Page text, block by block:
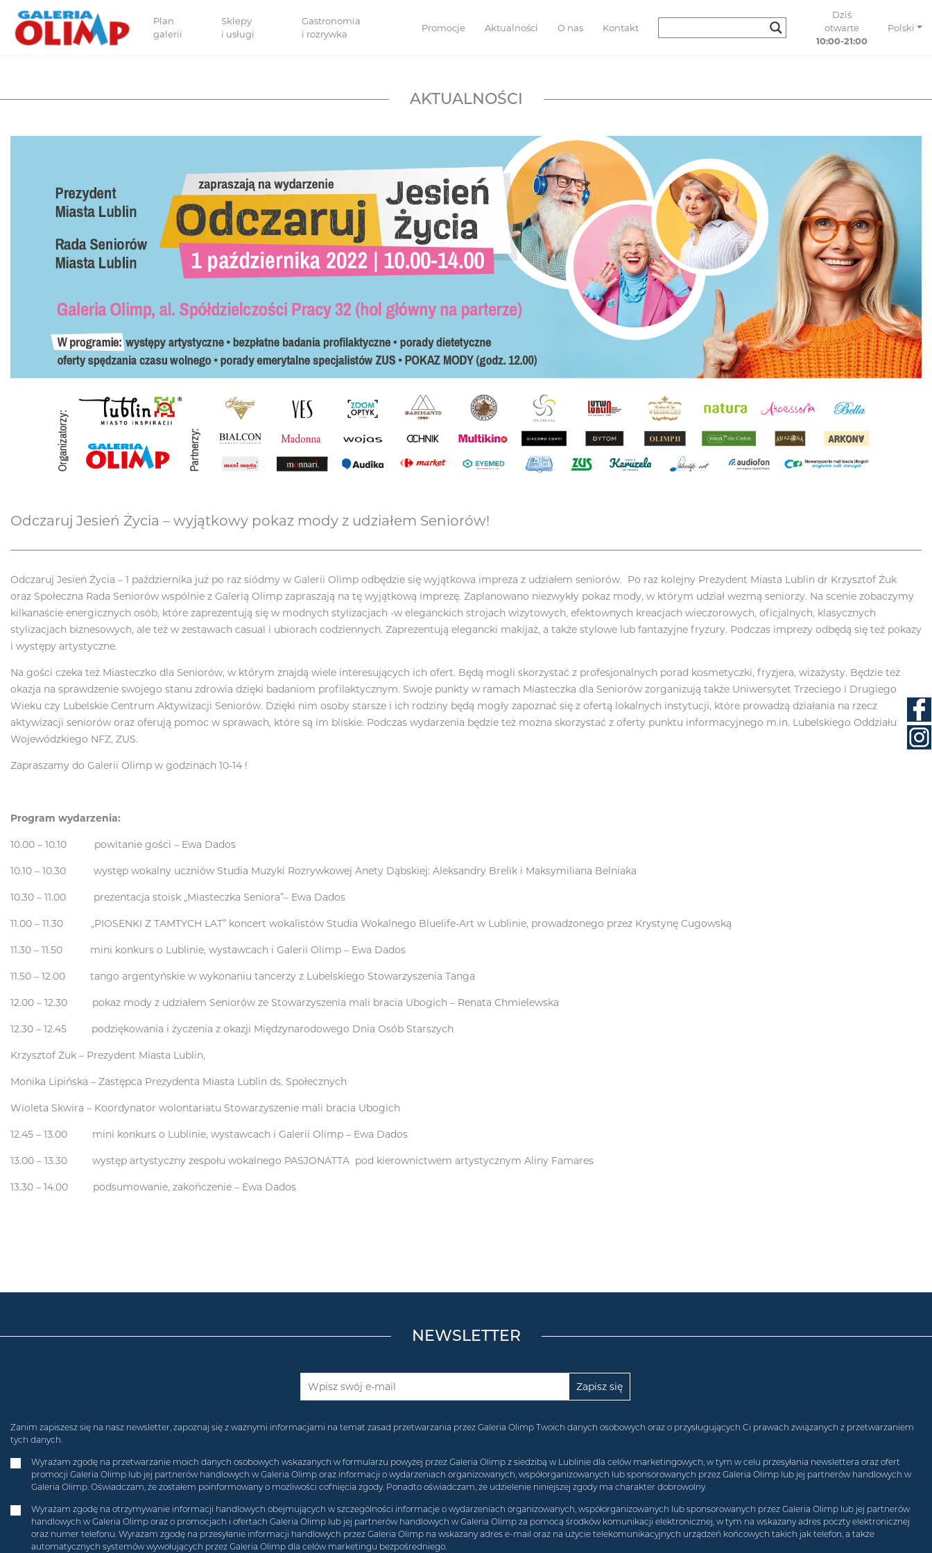
Plan
galerii
Sklepy
i usługi
Gastronomia
i rozrywka
Promocje Aktualności O nas Kontakt
Dziś
otwarte
10:00-21:00
Polski
AKTUALNOŚCI
Odczaruj Jesień Życia – wyjątkowy pokaz mody z udziałem Seniorów!
Odczaruj Jesień Życia – 1 października już po raz siódmy w Galerii Olimp odbędzie się wyjątkowa impreza z udziałem seniorów. Po raz kolejny Prezydent Miasta Lublin dr Krzysztof Żuk
oraz Społeczna Rada Seniorów wspólnie z Galerią Olimp zapraszają na tę wyjątkową imprezę. Zaplanowano niezwykły pokaz mody, w którym udział wezmą seniorzy. Na scenie zobaczymy
kilkanaście energicznych osób, które zaprezentują się w modnych stylizacjach -w eleganckich strojach wizytowych, efektownych kreacjach wieczorowych, oficjalnych, klasycznych
stylizacjach biznesowych, ale też w zestawach casual i ubiorach codziennych. Zaprezentują elegancki makijaż, a także stylowe lub fantazyjne fryzury. Podczas imprezy odbędą się też pokazy
i występy artystyczne.
Na gości czeka też Miasteczko dla Seniorów, w którym znajdą wiele interesujących ich ofert. Będą mogli skorzystać z profesjonalnych porad kosmetyczki, fryzjera, wizażysty. Będzie też
okazja na sprawdzenie swojego stanu zdrowia dzięki badaniom profilaktycznym. Swoje punkty w ramach Miasteczka dla Seniorów zorganizują także Uniwersytet Trzeciego i Drugiego
Wieku czy Lubelskie Centrum Aktywizacji Seniorów. Dzięki nim osoby starsze i ich rodziny będą mogły zapoznać się z ofertą lokalnych instytucji, które prowadzą działania na rzecz
aktywizacji seniorów oraz oferują pomoc w sprawach, które są im bliskie. Podczas wydarzenia będzie też można skorzystać z oferty punktu informacyjnego m.in. Lubelskiego Oddziału
Wojewódzkiego NFZ, ZUS.
Zapraszamy do Galerii Olimp w godzinach 10-14 !
Program wydarzenia:
10.00 – 10.10 powitanie gości – Ewa Dados
10.10 – 10.30 występ wokalny uczniów Studia Muzyki Rozrywkowej Anety Dąbskiej: Aleksandry Brelik i Maksymiliana Belniaka
10.30 – 11.00 prezentacja stoisk „Miasteczka Seniora”– Ewa Dados
11.00 – 11.30 „PIOSENKI Z TAMTYCH LAT” koncert wokalistów Studia Wokalnego Bluelife-Art w Lublinie, prowadzonego przez Krystynę Cugowską
11.30 – 11.50 mini konkurs o Lublinie, wystawcach i Galerii Olimp – Ewa Dados
11.50 – 12.00 tango argentyńskie w wykonaniu tancerzy z Lubelskiego Stowarzyszenia Tanga
12.00 – 12.30 pokaz mody z udziałem Seniorów ze Stowarzyszenia mali bracia Ubogich – Renata Chmielewska
12.30 – 12.45 podziękowania i życzenia z okazji Międzynarodowego Dnia Osób Starszych
Krzysztof Żuk – Prezydent Miasta Lublin,
Monika Lipińska – Zastępca Prezydenta Miasta Lublin ds. Społecznych
Wioleta Skwira – Koordynator wolontariatu Stowarzyszenie mali bracia Ubogich
12.45 – 13.00 mini konkurs o Lublinie, wystawcach i Galerii Olimp – Ewa Dados
13.00 – 13.30 występ artystyczny zespołu wokalnego PASJONATTA pod kierownictwem artystycznym Aliny Famares
13.30 – 14.00 podsumowanie, zakończenie – Ewa Dados
NEWSLETTER
Zanim zapiszesz się na nasz newsletter, zapoznaj się z ważnymi informacjami na temat zasad przetwarzania przez Galeria Olimp Twoich danych osobowych oraz o przysługujących Ci prawach związanych z przetwarzaniem
tych danych.
Wyrażam zgodę na przetwarzanie moich danych osobowych wskazanych w formularzu powyżej przez Galeria Olimp z siedzibą w Lublinie dla celów marketingowych, w tym w celu przesyłania newslettera oraz ofert
promocji Galeria Olimp lub jej partnerów handlowych w Galeria Olimp oraz informacji o wydarzeniach organizowanych, współorganizowanych lub sponsorowanych przez Galeria Olimp lub jej partnerów handlowych w
Galeria Olimp. Oświadczam, że zostałem poinformowany o możliwości cofnięcia zgody. Ponadto oświadczam, że udzielenie niniejszej zgody ma charakter dobrowolny.
Wyrażam zgodę na otrzymywanie informacji handlowych obejmujących w szczególności informacje o wydarzeniach organizowanych, współorganizowanych lub sponsorowanych przez Galeria Olimp lub jej partnerów
handlowych w Galeria Olimp oraz o promocjach i ofertach Galeria Olimp lub jej partnerów handlowych w Galeria Olimp za pomocą środków komunikacji elektronicznej, w tym na wskazany adres poczty elektronicznej
oraz numer telefonu. Wyrażam zgodę na przesyłanie informacji handlowych przez Galeria Olimp na wskazany adres e-mail oraz na użycie telekomunikacyjnych urządzeń końcowych takich jak telefon, a także
automatycznych systemów wywołujących przez Galeria Olimp dla celów marketingu bezpośredniego.